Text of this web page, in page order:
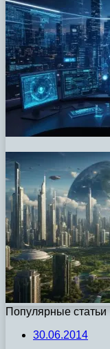
Популярные статьи
30.06.2014